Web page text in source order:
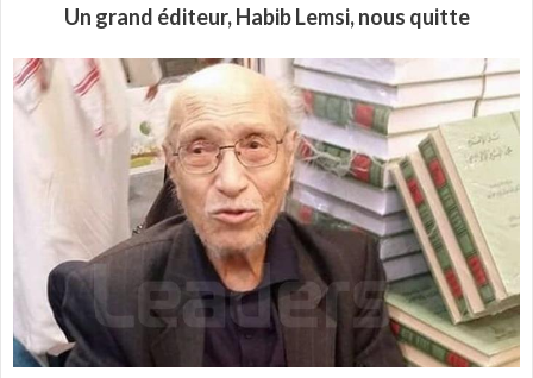
Un grand éditeur, Habib Lemsi, nous quitte